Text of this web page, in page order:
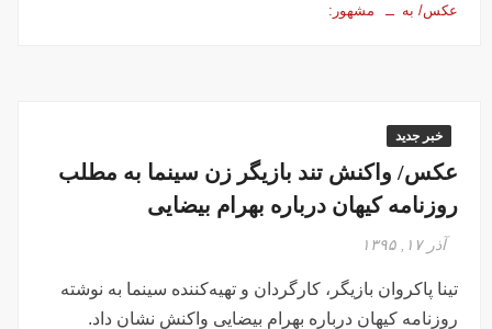
عکس/ به
مشهور:
خبر جدید
عکس/ واکنش تند بازیگر زن سینما به مطلب
روزنامه کیهان درباره بهرام بیضایی
آذر ۱۷, ۱۳۹۵
تینا پاکروان بازیگر، کارگردان و تهیه‌کننده سینما به نوشته
روزنامه کیهان درباره بهرام بیضایی واکنش نشان داد.